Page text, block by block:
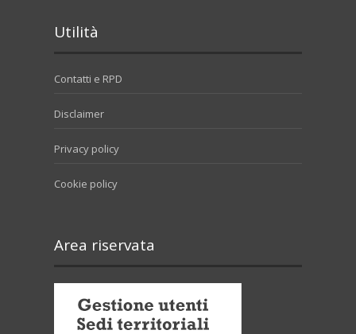
Utilità
Contatti e RPD
Disclaimer
Privacy policy
Cookie policy
Area riservata